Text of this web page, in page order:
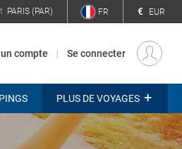
PARIS (PAR) FR € EUR
compte Se connecter
PLUS DE VOYAGES +